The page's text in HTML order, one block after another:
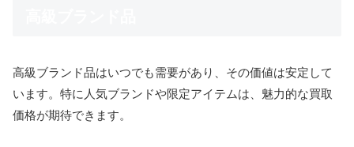
高級ブランド品はいつでも需要があり、その価値は安定して
います。特に人気ブランドや限定アイテムは、魅力的な買取
価格が期待できます。